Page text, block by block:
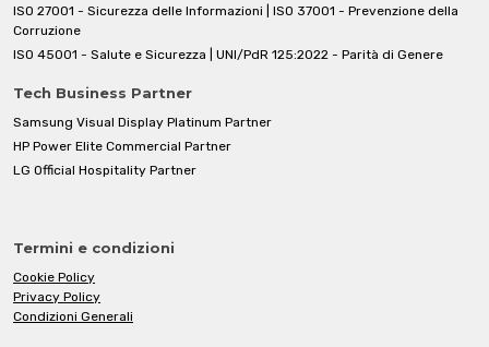
ISO 27001 - Sicurezza delle Informazioni | ISO 37001 - Prevenzione della
Corruzione
ISO 45001 - Salute e Sicurezza | UNI/PdR 125:2022 - Parità di Genere
Tech Business Partner
Samsung Visual Display Platinum Partner
HP Power Elite Commercial Partner
LG Official Hospitality Partner
Termini e condizioni
Cookie Policy
Privacy Policy
Condizioni Generali